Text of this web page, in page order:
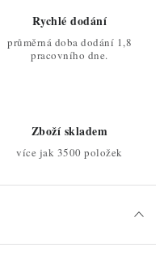
Rychlé dodání
průměrná doba dodání 1,8
pracovního dne.
Zboží skladem
více jak 3500 položek